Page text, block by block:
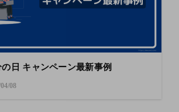
の日 キャンペーン最新事例
08